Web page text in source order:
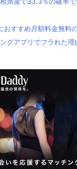
すすめ月額料金無料
グアプリでフラれた